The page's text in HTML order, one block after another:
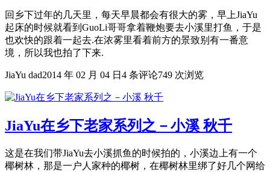
回乡下过年的几天里，每天早晨都会有很大的雾，早上JiaYu
起床的时候就看到GuoLi哥哥拿着鞭炮要去小溪里打鱼，于是
也欢快的跟着一起去.在浓雾里看着前方的景致别有一番意
境，所以我也拍了下来.
JiaYu dad2014 年 02 月 04 日 4 条评论749 次浏览
JiaYu在乡下老家系列之－小溪 秋千
这是在我们带JiaYu去小溪抓鱼的时候拍的，小溪边上有一个
椰树林，那是一户人家种的椰树，在椰树林里绑了好几个网给